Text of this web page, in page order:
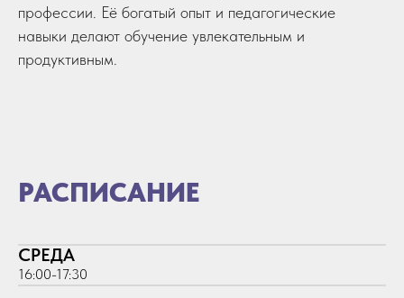
профессии. Её богатый опыт и педагогические
навыки делают обучение увлекательным и
продуктивным.
РАСПИСАНИЕ
СРЕДА
16:00-17:30